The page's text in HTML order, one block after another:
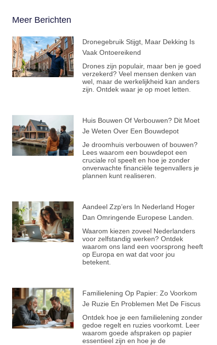
Meer Berichten
Dronegebruik Stijgt, Maar Dekking Is
Vaak Ontoereikend
Drones zijn populair, maar ben je goed
verzekerd? Veel mensen denken van
wel, maar de werkelijkheid kan anders
zijn. Ontdek waar je op moet letten.
Huis Bouwen Of Verbouwen? Dit Moet
Je Weten Over Een Bouwdepot
Je droomhuis verbouwen of bouwen?
Lees waarom een bouwdepot een
cruciale rol speelt en hoe je zonder
onverwachte financiële tegenvallers je
plannen kunt realiseren.
Aandeel Zzp’ers In Nederland Hoger
Dan Omringende Europese Landen.
Waarom kiezen zoveel Nederlanders
voor zelfstandig werken? Ontdek
waarom ons land een voorsprong heeft
op Europa en wat dat voor jou
betekent.
Familielening Op Papier: Zo Voorkom
Je Ruzie En Problemen Met De Fiscus
Ontdek hoe je een familielening zonder
gedoe regelt en ruzies voorkomt. Leer
waarom goede afspraken op papier
essentieel zijn en hoe je de